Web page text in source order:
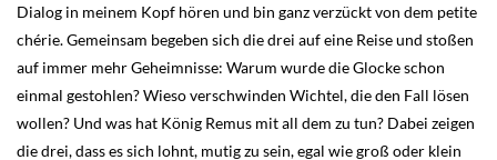
Dialog in meinem Kopf hören und bin ganz verzückt von dem petite
chérie. Gemeinsam begeben sich die drei auf eine Reise und stoßen
auf immer mehr Geheimnisse: Warum wurde die Glocke schon
einmal gestohlen? Wieso verschwinden Wichtel, die den Fall lösen
wollen? Und was hat König Remus mit all dem zu tun? Dabei zeigen
die drei, dass es sich lohnt, mutig zu sein, egal wie groß oder klein